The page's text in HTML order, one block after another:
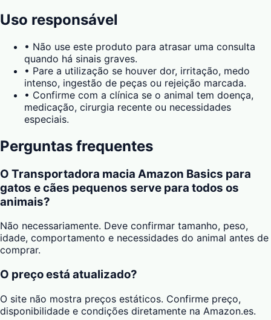
Uso responsável
• Não use este produto para atrasar uma consulta
quando há sinais graves.
• Pare a utilização se houver dor, irritação, medo
intenso, ingestão de peças ou rejeição marcada.
• Confirme com a clínica se o animal tem doença,
medicação, cirurgia recente ou necessidades
especiais.
Perguntas frequentes
O Transportadora macia Amazon Basics para
gatos e cães pequenos serve para todos os
animais?
Não necessariamente. Deve confirmar tamanho, peso,
idade, comportamento e necessidades do animal antes de
comprar.
O preço está atualizado?
O site não mostra preços estáticos. Confirme preço,
disponibilidade e condições diretamente na Amazon.es.